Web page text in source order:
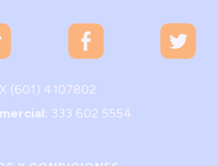
(601) 4107802
333 602 5554